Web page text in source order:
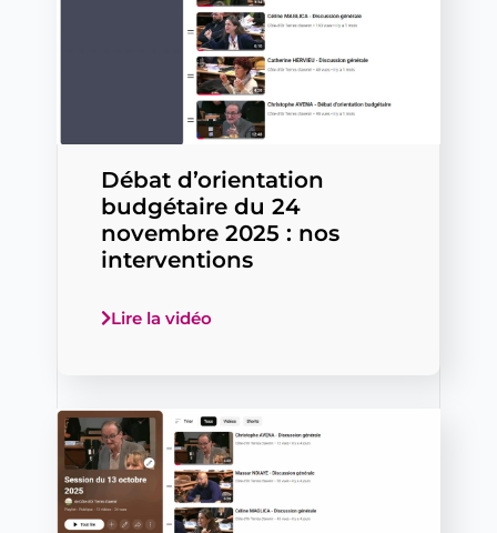
Débat d’orientation
budgétaire du 24
novembre 2025 : nos
interventions
Lire la vidéo